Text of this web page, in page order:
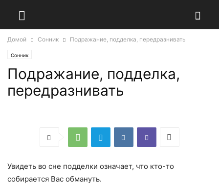
Домой Сонник Подражание, подделка, передразнивать
Сонник
Подражание, подделка,
передразнивать
Увидеть во сне подделки означает, что кто-то
собирается Вас обмануть.